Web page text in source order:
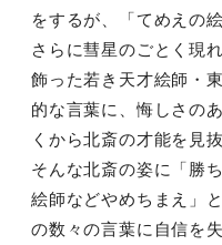
をするが、「てめえの
さらに彗星のごとく現
飾った若き天才絵師・
的な言葉に、悔しさの
くから北斎の才能を見
そんな北斎の姿に「勝
絵師などやめちまえ」
の数々の言葉に自信を